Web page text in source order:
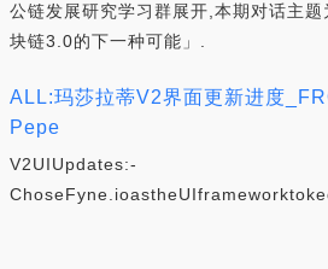
公链发展研究学习群展开,本期对话主
块链3.0的下一种可能」.
ALL:玛莎拉蒂V2界面更新进度
Pepe
V2UIUpdates:-